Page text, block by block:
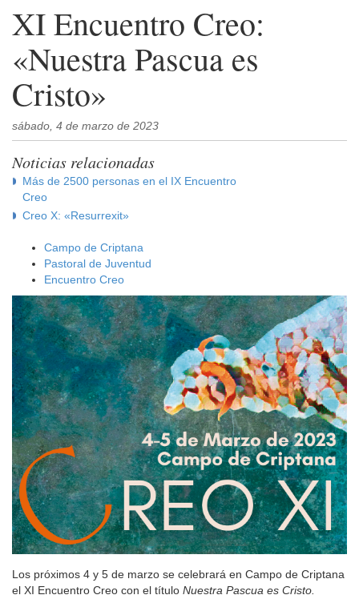
XI Encuentro Creo:
«Nuestra Pascua es
Cristo»
sábado, 4 de marzo de 2023
Noticias relacionadas
Más de 2500 personas en el IX Encuentro
Creo
Creo X: «Resurrexit»
Campo de Criptana
Pastoral de Juventud
Encuentro Creo
Los próximos 4 y 5 de marzo se celebrará en Campo de Criptana
el XI Encuentro Creo con el título Nuestra Pascua es Cristo.